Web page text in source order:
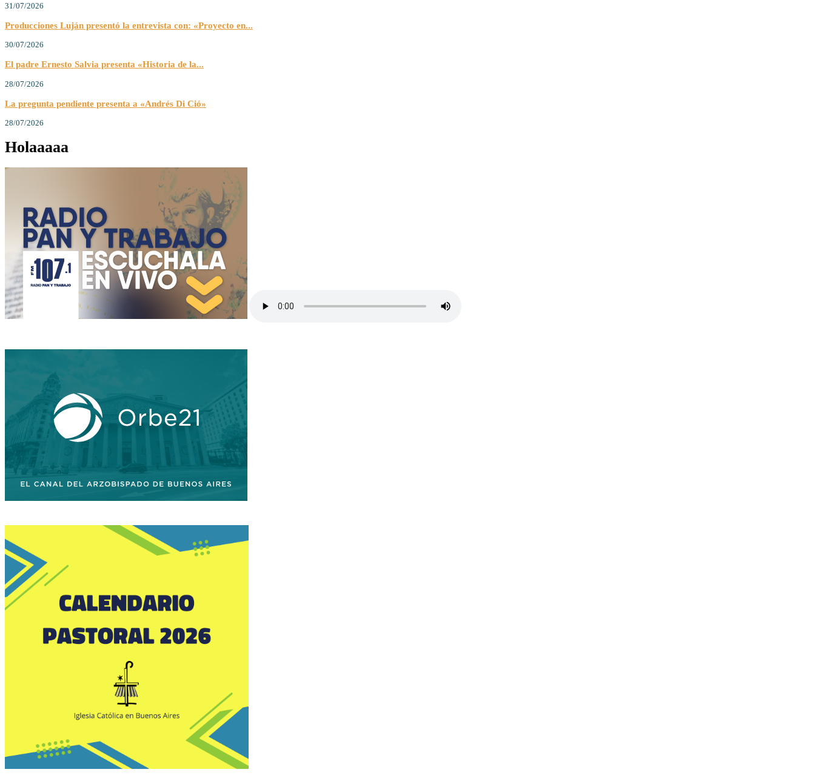
31/07/2026
Producciones Luján presentó la entrevista con: «Proyecto en...
30/07/2026
El padre Ernesto Salvia presenta «Historia de la...
28/07/2026
La pregunta pendiente presenta a «Andrés Di Ció»
28/07/2026
Holaaaaa